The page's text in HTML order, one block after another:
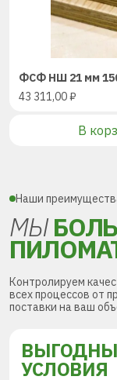
ФСФ НШ 21 мм
43 311,00₽
В
Наши
МЫ
Контролируем
всех процессов от
поставки на ваш
УСЛОВИЯ